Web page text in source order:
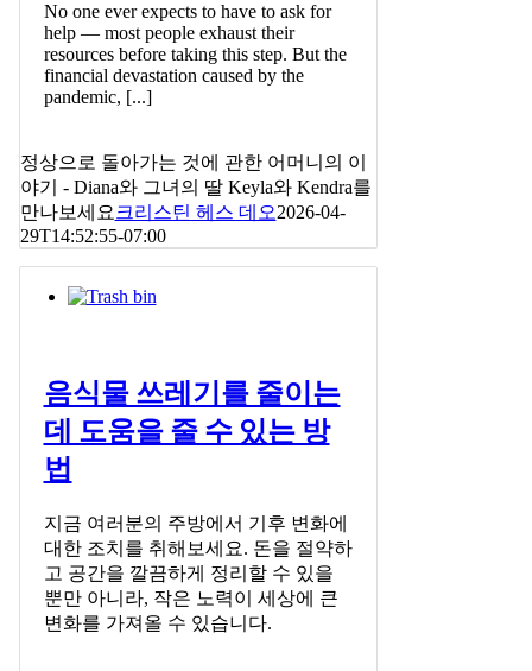
No one ever expects to have to ask for
help — most people exhaust their
resources before taking this step. But the
financial devastation caused by the
pandemic, [...]
정상으로 돌아가는 것에 관한 어머니의 이
야기 - Diana와 그녀의 딸 Keyla와 Kendra를
만나보세요크리스틴 헤스 데오2026-04-
29T14:52:55-07:00
음식물 쓰레기를 줄이는
데 도움을 줄 수 있는 방
법
지금 여러분의 주방에서 기후 변화에
대한 조치를 취해보세요. 돈을 절약하
고 공간을 깔끔하게 정리할 수 있을
뿐만 아니라, 작은 노력이 세상에 큰
변화를 가져올 수 있습니다.